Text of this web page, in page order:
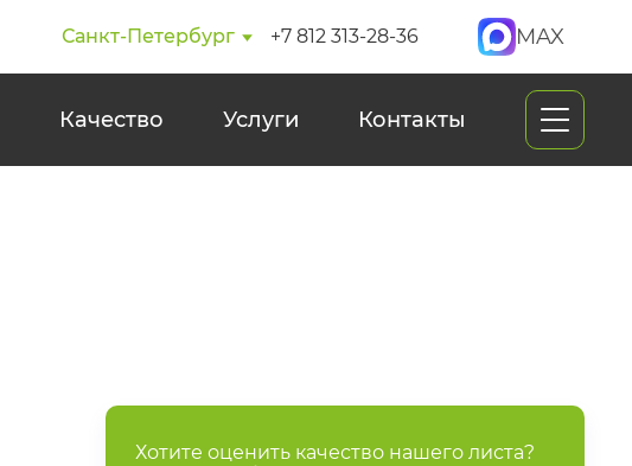
Санкт-Петербург +7 812 313-28-36 MAX
Качество Услуги Контакты
Хотите оценить качество нашего листа?